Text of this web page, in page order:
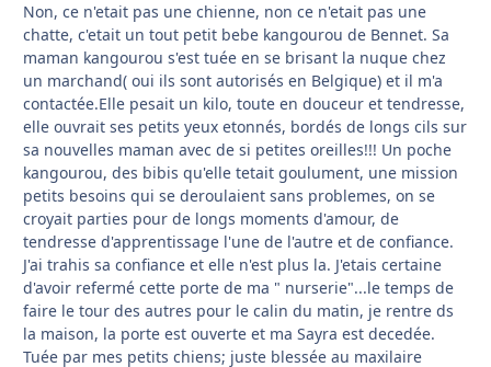
Non, ce n'etait pas une chienne, non ce n'etait pas une
chatte, c'etait un tout petit bebe kangourou de Bennet. Sa
maman kangourou s'est tuée en se brisant la nuque chez
un marchand( oui ils sont autorisés en Belgique) et il m'a
contactée.Elle pesait un kilo, toute en douceur et tendresse,
elle ouvrait ses petits yeux etonnés, bordés de longs cils sur
sa nouvelles maman avec de si petites oreilles!!! Un poche
kangourou, des bibis qu'elle tetait goulument, une mission
petits besoins qui se deroulaient sans problemes, on se
croyait parties pour de longs moments d'amour, de
tendresse d'apprentissage l'une de l'autre et de confiance.
J'ai trahis sa confiance et elle n'est plus la. J'etais certaine
d'avoir refermé cette porte de ma " nurserie"...le temps de
faire le tour des autres pour le calin du matin, je rentre ds
la maison, la porte est ouverte et ma Sayra est decedée.
Tuée par mes petits chiens; juste blessée au maxilaire